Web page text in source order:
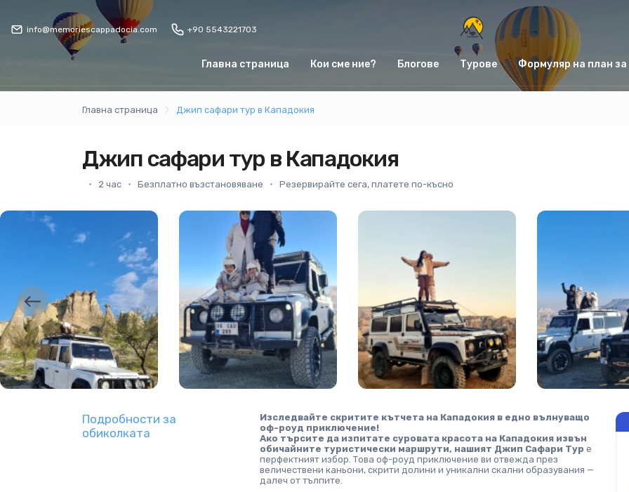
info@memoriescappadocia.com +90 5543221703
Главна страница Кои сме ние? Блогове Турове Формуляр на план за
Главна страница Джип сафари тур в Кападокия
Джип сафари тур в Кападокия
2 час Безплатно възстановяване Резервирайте сега, платете по-късно
Подробности за
обиколката
Изследвайте скритите кътчета на Кападокия в едно вълнуващо
оф-роуд приключение!
Ако търсите да изпитате суровата красота на Кападокия извън
обичайните туристически маршрути, нашият Джип Сафари Тур е
перфектният избор. Това оф-роуд приключение ви отвежда през
величествени каньони, скрити долини и уникални скални образувания —
далеч от тълпите.